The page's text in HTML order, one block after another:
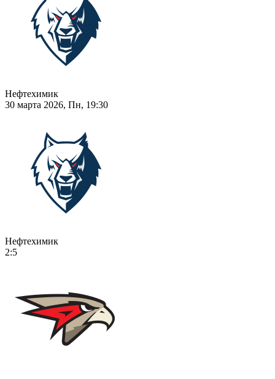
Нефтехимик
30 марта 2026, Пн, 19:30
Нефтехимик
2:5